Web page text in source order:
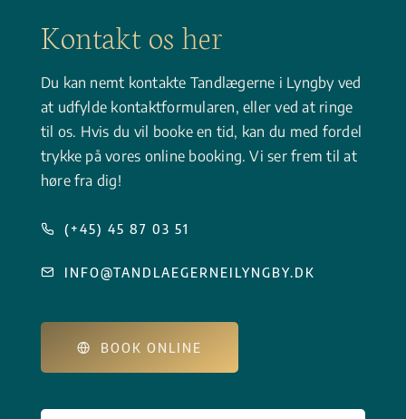
Kon­takt os her
Du kan nemt kontakte Tandlægerne i Lyngby ved
at udfylde kontaktformularen, eller ved at ringe
til os. Hvis du vil booke en tid, kan du med fordel
trykke på vores online booking. Vi ser frem til at
høre fra dig!
(+45) 45 87 03 51
INFO@TANDLAEGERNEILYNGBY.DK
BOOK ONLINE